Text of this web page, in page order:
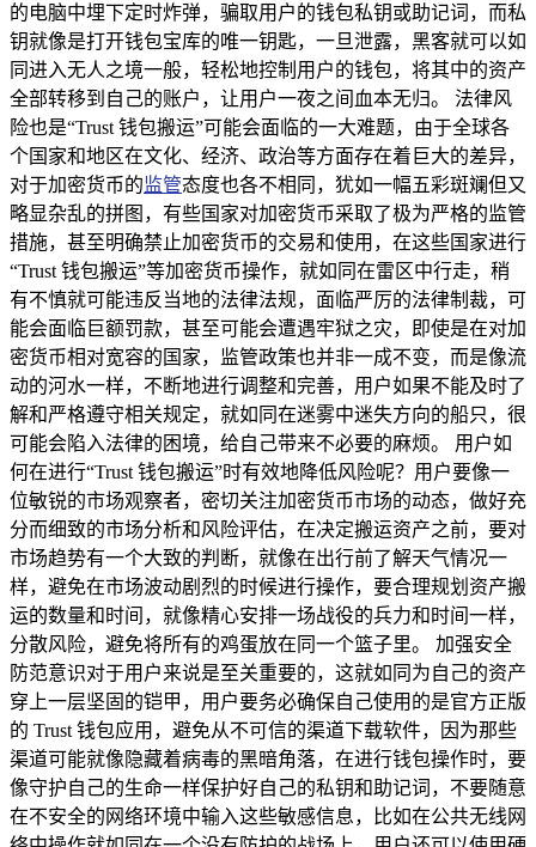
的电脑中埋下定时炸弹，骗取用户的钱包私钥或助记词，而私
钥就像是打开钱包宝库的唯一钥匙，一旦泄露，黑客就可以如
同进入无人之境一般，轻松地控制用户的钱包，将其中的资产
全部转移到自己的账户，让用户一夜之间血本无归。 法律风
险也是“Trust 钱包搬运”可能会面临的一大难题，由于全球各
个国家和地区在文化、经济、政治等方面存在着巨大的差异，
对于加密货币的监管态度也各不相同，犹如一幅五彩斑斓但又
略显杂乱的拼图，有些国家对加密货币采取了极为严格的监管
措施，甚至明确禁止加密货币的交易和使用，在这些国家进行
“Trust 钱包搬运”等加密货币操作，就如同在雷区中行走，稍
有不慎就可能违反当地的法律法规，面临严厉的法律制裁，可
能会面临巨额罚款，甚至可能会遭遇牢狱之灾，即使是在对加
密货币相对宽容的国家，监管政策也并非一成不变，而是像流
动的河水一样，不断地进行调整和完善，用户如果不能及时了
解和严格遵守相关规定，就如同在迷雾中迷失方向的船只，很
可能会陷入法律的困境，给自己带来不必要的麻烦。 用户如
何在进行“Trust 钱包搬运”时有效地降低风险呢？用户要像一
位敏锐的市场观察者，密切关注加密货币市场的动态，做好充
分而细致的市场分析和风险评估，在决定搬运资产之前，要对
市场趋势有一个大致的判断，就像在出行前了解天气情况一
样，避免在市场波动剧烈的时候进行操作，要合理规划资产搬
运的数量和时间，就像精心安排一场战役的兵力和时间一样，
分散风险，避免将所有的鸡蛋放在同一个篮子里。 加强安全
防范意识对于用户来说是至关重要的，这就如同为自己的资产
穿上一层坚固的铠甲，用户要务必确保自己使用的是官方正版
的 Trust 钱包应用，避免从不可信的渠道下载软件，因为那些
渠道可能就像隐藏着病毒的黑暗角落，在进行钱包操作时，要
像守护自己的生命一样保护好自己的私钥和助记词，不要随意
在不安全的网络环境中输入这些敏感信息，比如在公共无线网